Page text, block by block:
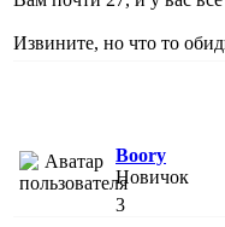
Извините, но что то
Boory
Новичок
3